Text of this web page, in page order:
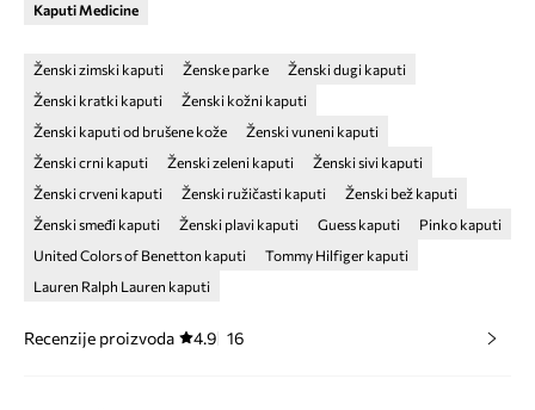
Kaputi Medicine
Ženski zimski kaputi Ženske parke
Ženski dugi kaputi
Ženski kratki kaputi
Ženski kožni kaputi
Ženski kaputi od brušene kože
Ženski vuneni kaputi
Ženski crni kaputi
Ženski zeleni kaputi
Ženski sivi kaputi
Ženski crveni kaputi
Ženski ružičasti kaputi
Ženski bež kaputi
Ženski smeđi kaputi
Ženski plavi kaputi Guess kaputi
Pinko kaputi
United Colors of Benetton kaputi
Tommy Hilfiger kaputi
Lauren Ralph Lauren kaputi
Recenzije proizvoda 4.9 16